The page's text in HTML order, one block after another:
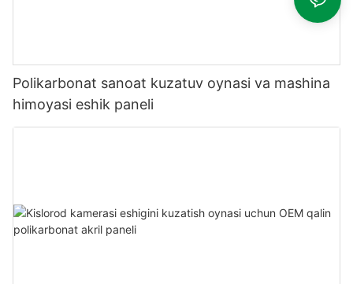
Polikarbonat sanoat kuzatuv oynasi va mashina
himoyasi eshik paneli